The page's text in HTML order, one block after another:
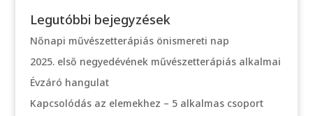
Legutóbbi bejegyzések
Nőnapi művészetterápiás önismereti nap
2025. első negyedévének művészetterápiás alkalmai
Évzáró hangulat
Kapcsolódás az elemekhez – 5 alkalmas csoport